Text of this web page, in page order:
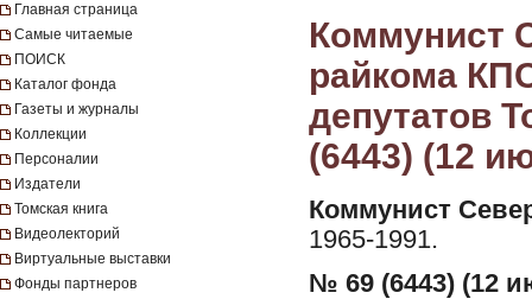
Главная страница
Самые читаемые
ПОИСК
Каталог фонда
Газеты и журналы
Коллекции
Персоналии
Издатели
Томская книга
Видеолекторий
Виртуальные выставки
Фонды партнеров
Коммунист
райкома
депутатов
(6443) (12
Коммунист
1965-1991.
№ 69 (6443) (12